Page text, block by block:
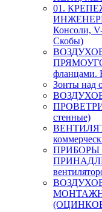
01.
Консоли,
Скобы)
Зонты над
стенные)
ПРИБОРЫ